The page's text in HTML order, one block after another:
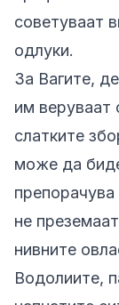
советуваат
одлуки.
За Вагите,
им веруваат
слатките
може да
не
нивните
Водолиите,